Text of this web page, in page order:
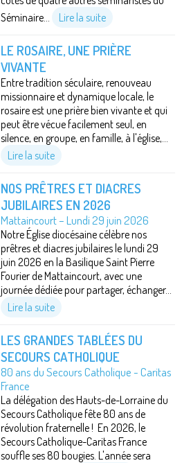
Séminaire...
Lire la suite
LE ROSAIRE, UNE PRIÈRE
VIVANTE
Entre tradition séculaire, renouveau
missionnaire et dynamique locale, le
rosaire est une prière bien vivante et qui
peut être vécue facilement seul, en
silence, en groupe, en famille, à l'église,...
Lire la suite
NOS PRÊTRES ET DIACRES
JUBILAIRES EN 2026
Mattaincourt – Lundi 29 juin 2026
Notre Église diocésaine célèbre nos
prêtres et diacres jubilaires le lundi 29
juin 2026 en la Basilique Saint Pierre
Fourier de Mattaincourt, avec une
journée dédiée pour partager, échanger...
Lire la suite
LES GRANDES TABLÉES DU
SECOURS CATHOLIQUE
80 ans du Secours Catholique - Caritas
France
La délégation des Hauts-de-Lorraine du
Secours Catholique fête 80 ans de
révolution fraternelle ! En 2026, le
Secours Catholique-Caritas France
souffle ses 80 bougies. L'année sera